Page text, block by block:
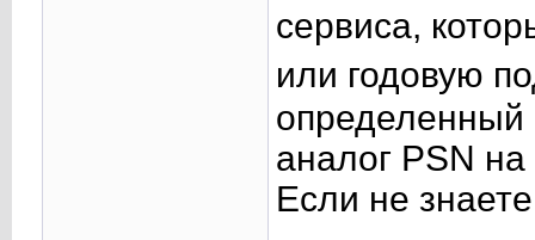
сервиса,
или годовую
определенный
аналог PSN на
Если не